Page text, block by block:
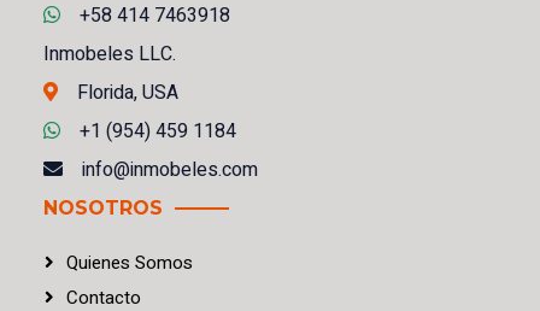
+58 414 7463918
Inmobeles LLC.
Florida, USA
+1 (954) 459 1184
info@inmobeles.com
NOSOTROS
Quienes Somos
Contacto